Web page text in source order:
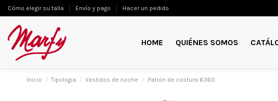
Cómo elegir su talla Envío y pago Hacer un pedido
HOME QUIÉNES SOMOS
Inicio Tipologia Vestidos de noche Patrón de costura 6360